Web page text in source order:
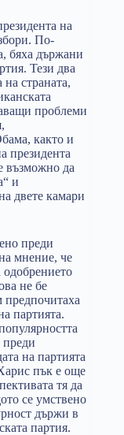
на
По-
бяха държани
Тези два
страната,
проблеми
както и
президента
възможно да
и
двете камари
преди
мнение, че
одобрението
не бе
партията.
преди
на партията
пък е още
тя да
се умствено
държи в
партия.